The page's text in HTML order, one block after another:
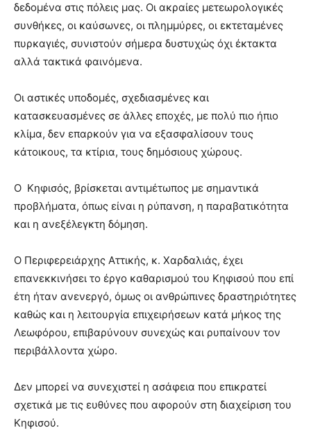
δεδομένα στις πόλεις μας. Οι ακραίες μετεωρολογικές
συνθήκες, οι καύσωνες, οι πλημμύρες, οι εκτεταμένες
πυρκαγιές, συνιστούν σήμερα δυστυχώς όχι έκτακτα
αλλά τακτικά φαινόμενα.
Οι αστικές υποδομές, σχεδιασμένες και
κατασκευασμένες σε άλλες εποχές, με πολύ πιο ήπιο
κλίμα, δεν επαρκούν για να εξασφαλίσουν τους
κάτοικους, τα κτίρια, τους δημόσιους χώρους.
Ο Κηφισός, βρίσκεται αντιμέτωπος με σημαντικά
προβλήματα, όπως είναι η ρύπανση, η παραβατικότητα
και η ανεξέλεγκτη δόμηση.
Ο Περιφερειάρχης Αττικής, κ. Χαρδαλιάς, έχει
επανεκκινήσει το έργο καθαρισμού του Κηφισού που επί
έτη ήταν ανενεργό, όμως οι ανθρώπινες δραστηριότητες
καθώς και η λειτουργία επιχειρήσεων κατά μήκος της
Λεωφόρου, επιβαρύνουν συνεχώς και ρυπαίνουν τον
περιβάλλοντα χώρο.
Δεν μπορεί να συνεχιστεί η ασάφεια που επικρατεί
σχετικά με τις ευθύνες που αφορούν στη διαχείριση του
Κηφισού.